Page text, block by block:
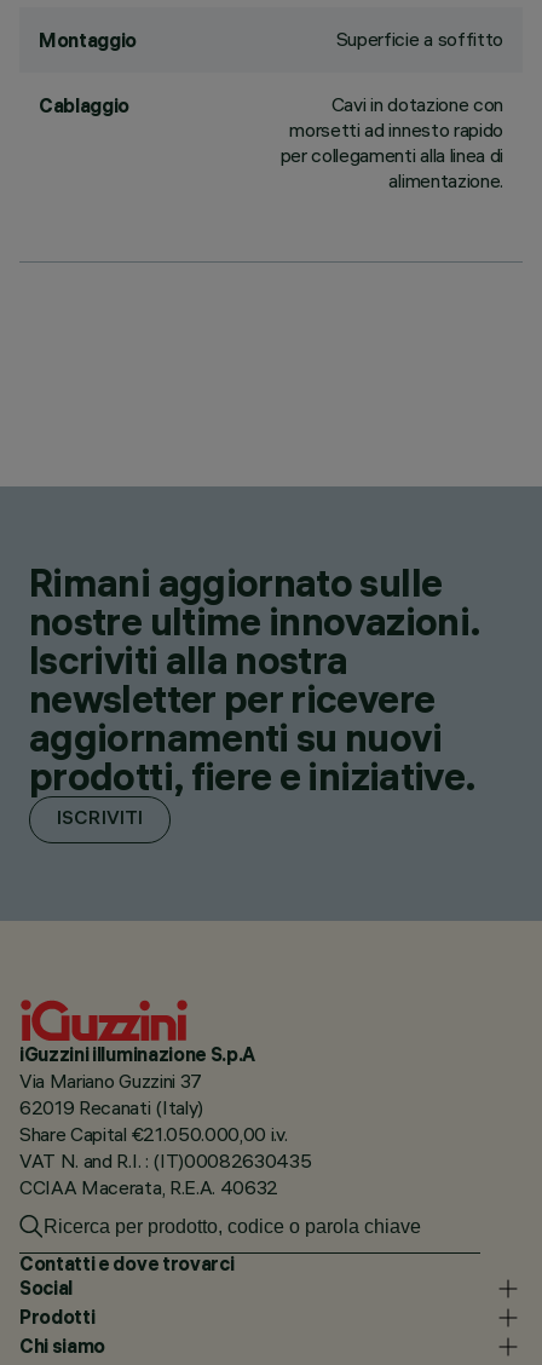
Montaggio Superficie a soffitto
Cablaggio
Cavi in dotazione con
morsetti ad innesto rapido
per collegamenti alla linea di
alimentazione.
Rimani aggiornato sulle
nostre ultime innovazioni.
Iscriviti alla nostra
newsletter per ricevere
aggiornamenti su nuovi
prodotti, fiere e iniziative.
ISCRIVITI
iGuzzini illuminazione S.p.A
Via Mariano Guzzini 37
62019 Recanati (Italy)
Share Capital €21.050.000,00 i.v.
VAT N. and R.I. : (IT)00082630435
CCIAA Macerata, R.E.A. 40632
Contatti e dove trovarci
Social
Prodotti
Chi siamo